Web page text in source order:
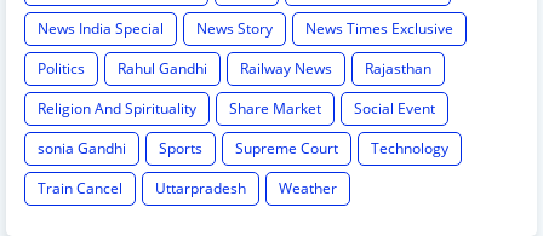
News India Special
News Story
News Times Exclusive
Politics
Rahul Gandhi Railway News
Rajasthan
Religion And Spirituality
Share Market
Social Event
sonia Gandhi
Sports Supreme Court
Technology
Train Cancel
Uttarpradesh Weather